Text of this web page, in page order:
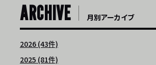
ARCHIVE 月別アーカイブ
2026 (43件)
2025 (81件)